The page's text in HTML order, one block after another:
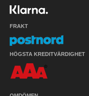
FRAKT
HÖGSTA KREDITVÄRDIGHET